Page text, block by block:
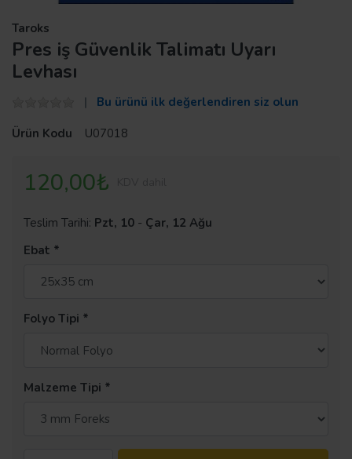
Taroks
Pres iş Güvenlik Talimatı Uyarı
Levhası
Bu ürünü ilk değerlendiren siz olun
Ürün Kodu
U07018
120,00₺
Teslim Tarihi: Pzt, 10 - Çar, 12 Ağu
Ebat
Folyo Tipi
Malzeme Tipi